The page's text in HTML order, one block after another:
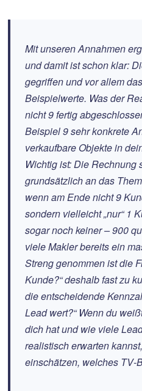
Mit unseren Annahmen
und damit ist schon klar:
gegriffen und vor allem
Beispielwerte. Was der
nicht 9 fertig
Beispiel 9 sehr konkrete
verkaufbare Objekte in
Wichtig ist: Die Rechnung
grundsätzlich an das
wenn am Ende nicht 9
sondern vielleicht „nur“ 1
sogar noch keiner – 900
viele Makler bereits ein
Streng genommen ist die
Kunde?“ deshalb fast zu
die entscheidende
Lead wert?“ Wenn du
dich hat und wie viele
realistisch erwarten
einschätzen, welches